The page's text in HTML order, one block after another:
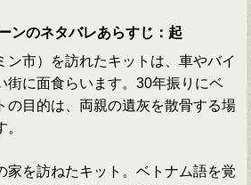
ンのネタバレあらすじ：起
ン市）を訪れたキットは、車やバイ
街に面食らいます。30年振りにベ
の目的は、両親の遺灰を散骨する場
家を訪ねたキット。ベトナム語を覚